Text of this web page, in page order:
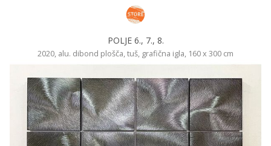
POLJE 6., 7., 8.
2020, alu. dibond plošča, tuš, grafična igla, 160 x 300 cm